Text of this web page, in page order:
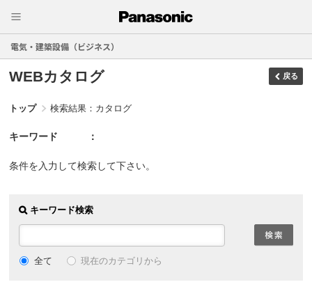
電気・建築設備（ビジネス）
WEBカタログ 戻る
トップ 検索結果：カタログ
キーワード
条件を入力して検索して下さい。
キーワード検索
全て 現在のカテゴリから